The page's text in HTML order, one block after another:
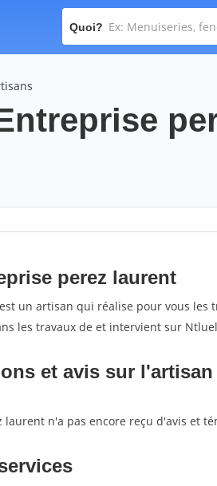
Quoi?
perez laurent
un artisan qui réalise pour vous les
les travaux de et intervient sur
et avis sur
n'a pas encore reçu d'avis et